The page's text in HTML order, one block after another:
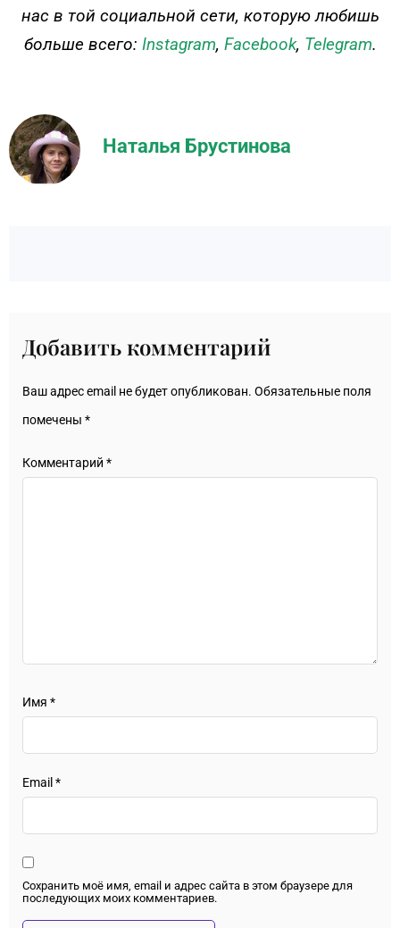
нас в той социальной сети, которую любишь
больше всего: Instagram, Facebook, Telegram.
Наталья Брустинова
Добавить комментарий
Ваш адрес email не будет опубликован. Обязательные поля
помечены *
Комментарий *
Имя *
Email *
Сохранить моё имя, email и адрес сайта в этом браузере для
последующих моих комментариев.